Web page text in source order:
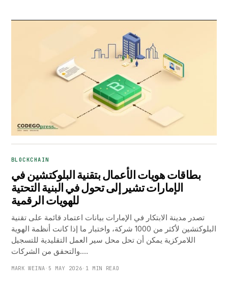
BLOCKCHAIN
بطاقات هويات الأعمال بتقنية البلوكتشين في
الإمارات تشير إلى تحول في البنية التحتية
للهويات الرقمية
تصدر مدينة الابتكار في الإمارات بيانات اعتماد قائمة على تقنية
البلوكتشين لأكثر من 1000 شركة، واختبار ما إذا كانت أنظمة الهوية
اللامركزية يمكن أن تحل محل سير العمل التقليدية للتسجيل
والتحقق من الشركات.…
MARK WEINA· 5 MAY 2026· 1 MIN READ